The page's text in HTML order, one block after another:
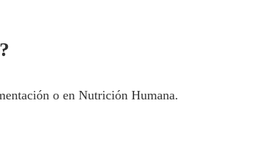
o en Nutrición Humana.